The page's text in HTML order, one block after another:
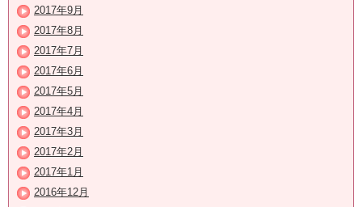
2017年9月
2017年8月
2017年7月
2017年6月
2017年5月
2017年4月
2017年3月
2017年2月
2017年1月
2016年12月